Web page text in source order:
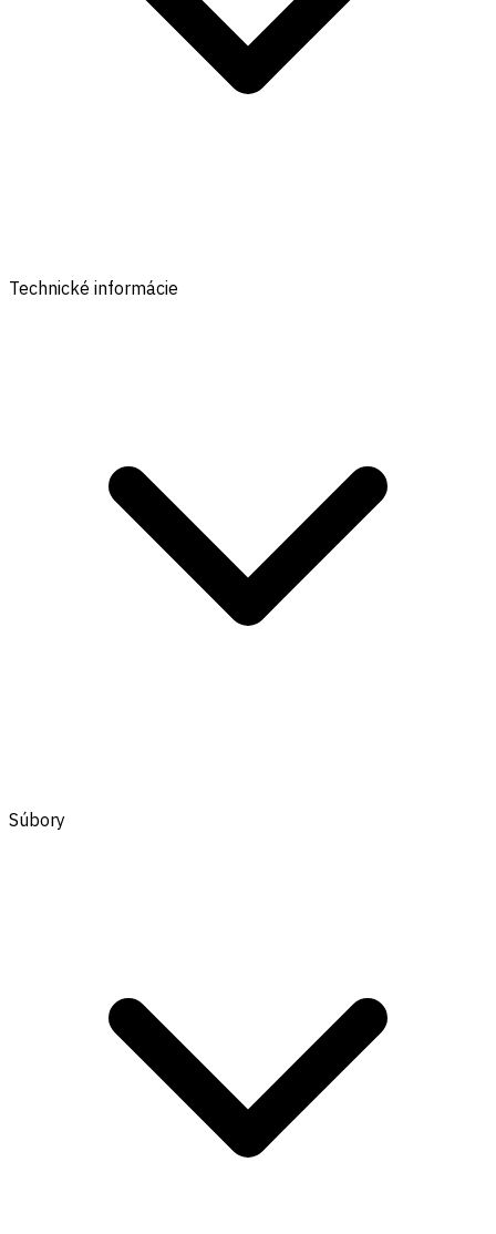
Technické informácie
Súbory